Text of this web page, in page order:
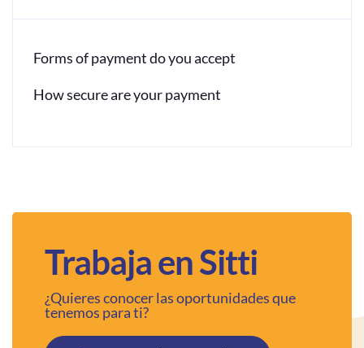
Forms of payment do you accept
How secure are your payment
Trabaja en Sitti
¿Quieres conocer las oportunidades que
tenemos para ti?